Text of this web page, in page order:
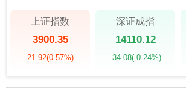
上证指数
3900.35
21.92(0.57%)
深证成指
14110.12
-34.08(-0.24%)